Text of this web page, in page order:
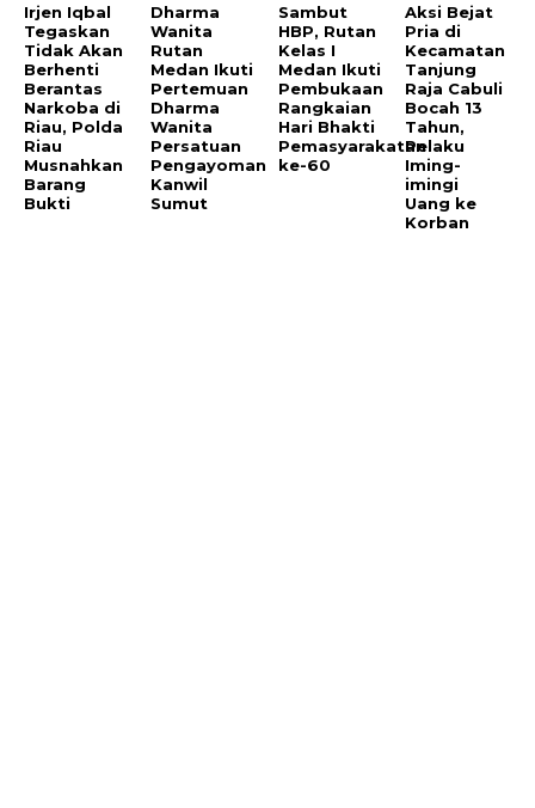
Irjen Iqbal
Tegaskan
Tidak Akan
Berhenti
Berantas
Narkoba di
Riau, Polda
Riau
Musnahkan
Barang
Bukti
Dharma
Wanita
Rutan
Medan Ikuti
Pertemuan
Dharma
Wanita
Persatuan
Pengayoman
Kanwil
Sumut
Sambut
HBP, Rutan
Kelas I
Medan Ikuti
Pembukaan
Rangkaian
Hari Bhakti
Pemasyarakatan
ke-60
Aksi Bejat
Pria di
Kecamatan
Tanjung
Raja Cabuli
Bocah 13
Tahun,
Pelaku
Iming-
imingi
Uang ke
Korban